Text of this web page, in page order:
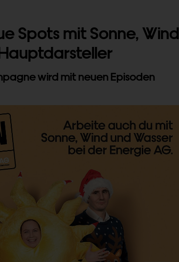
Spots mit Sonne, Wind
wird mit neuen Episoden